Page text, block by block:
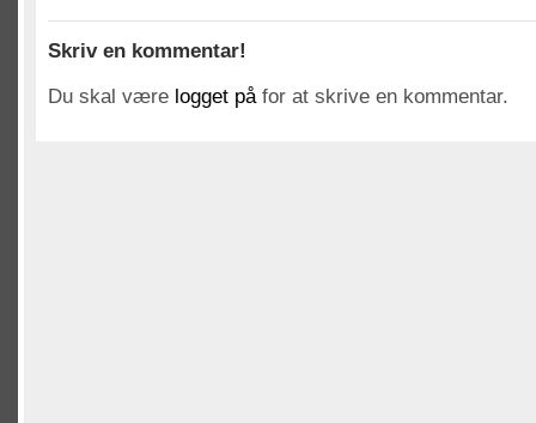
Skriv en kommentar!
Du skal være logget påfor at skrive en kommentar.